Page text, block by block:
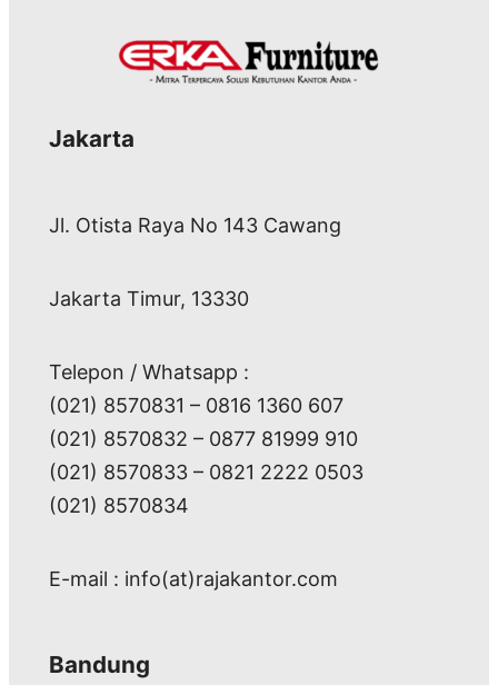
Jakarta
Jl. Otista Raya No 143 Cawang
Jakarta Timur, 13330
Telepon / Whatsapp :
(021) 8570831 – 0816 1360 607
(021) 8570832 – 0877 81999 910
(021) 8570833 – 0821 2222 0503
(021) 8570834
E-mail : info(at)rajakantor.com
Bandung